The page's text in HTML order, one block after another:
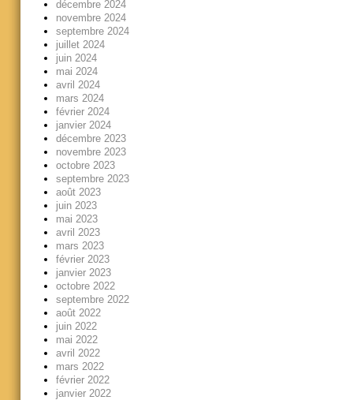
décembre 2024
novembre 2024
septembre 2024
juillet 2024
juin 2024
mai 2024
avril 2024
mars 2024
février 2024
janvier 2024
décembre 2023
novembre 2023
octobre 2023
septembre 2023
août 2023
juin 2023
mai 2023
avril 2023
mars 2023
février 2023
janvier 2023
octobre 2022
septembre 2022
août 2022
juin 2022
mai 2022
avril 2022
mars 2022
février 2022
janvier 2022